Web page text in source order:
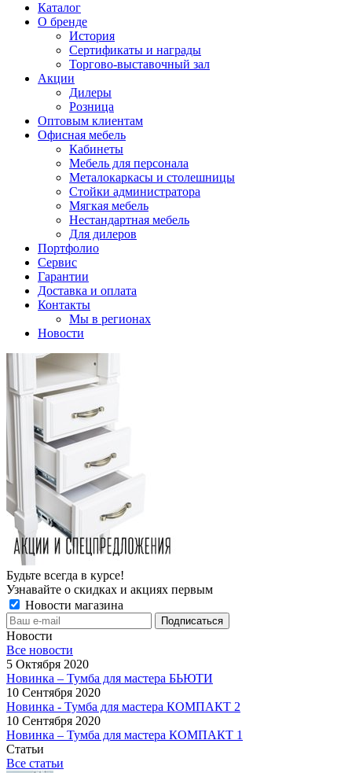
Каталог
О бренде
История
Сертификаты и награды
Торгово-выставочный зал
Акции
Дилеры
Розница
Оптовым клиентам
Офисная мебель
Кабинеты
Мебель для персонала
Металокаркасы и столешницы
Стойки администратора
Мягкая мебель
Нестандартная мебель
Для дилеров
Портфолио
Сервис
Гарантии
Доставка и оплата
Контакты
Мы в регионах
Новости
Будьте всегда в курсе!
Узнавайте о скидках и акциях первым
Новости магазина
Новости
Все новости
5 Октября 2020
Новинка – Тумба для мастера БЬЮТИ
10 Сентября 2020
Новинка - Тумба для мастера КОМПАКТ 2
10 Сентября 2020
Новинка – Тумба для мастера КОМПАКТ 1
Статьи
Все статьи